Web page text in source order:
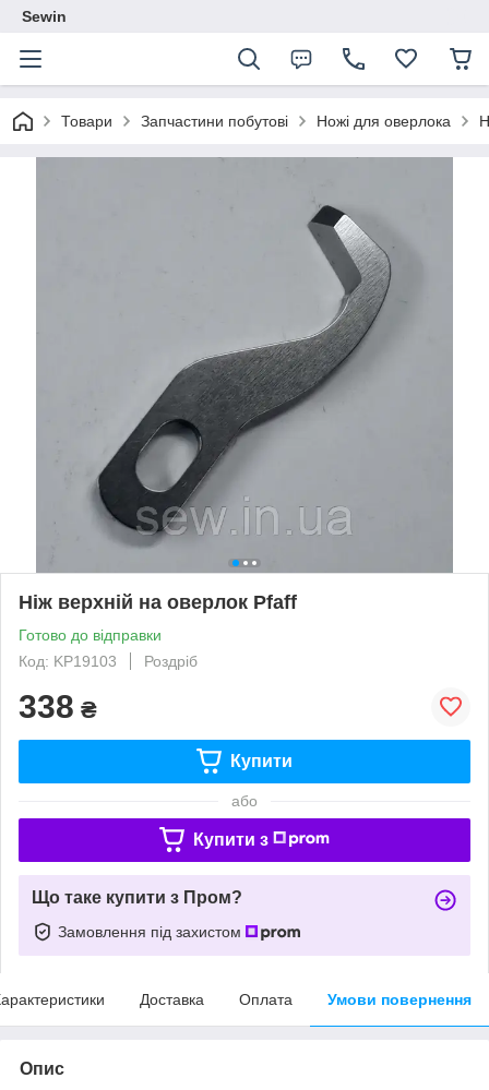
Sewin
Товари Запчастини побутові Ножі для оверлока
Ніж верхній на оверлок Pfaff
Готово до відправки
Код: KP19103
Роздріб
338 ₴
Купити
або
Купити з
Що таке купити з Пром?
Замовлення під захистом
Доставка Оплата Умови повернення
Опис